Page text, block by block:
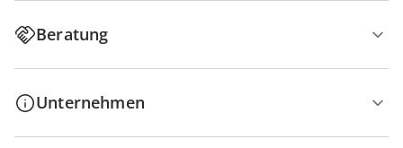
Beratung
Unternehmen